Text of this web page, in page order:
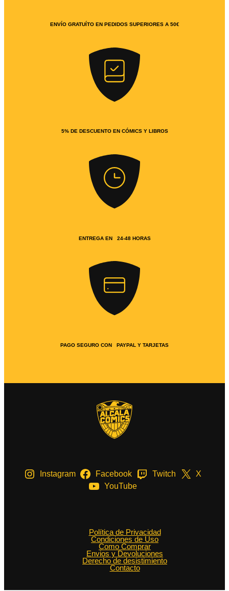
ENVÍO GRATUÍTO EN PEDIDOS SUPERIORES A 50€
5% DE DESCUENTO EN CÓMICS Y LIBROS
ENTREGA EN 24-48 HORAS
PAGO SEGURO CON PAYPAL Y TARJETAS
Instagram Facebook Twitch
X
YouTube
Política de Privacidad
Condiciones de Uso
Como Comprar
Envios y Devoluciones
Derecho de desistimiento
Contacto